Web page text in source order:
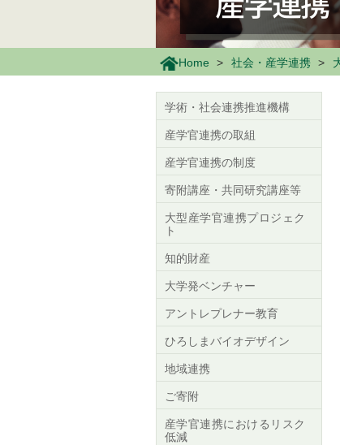
Home 社会・産学連携
学術・社会連携推進機構
産学官連携の取組
産学官連携の制度
寄附講座・共同研究講座等
大型産学官連携プロジェク
ト
知的財産
大学発ベンチャー
アントレプレナー教育
ひろしまバイオデザイン
地域連携
ご寄附
産学官連携におけるリスク
低減